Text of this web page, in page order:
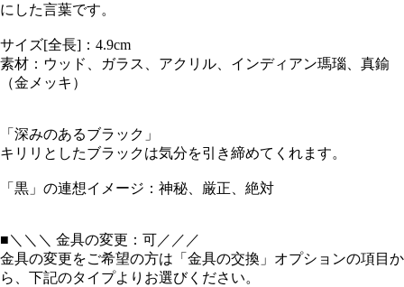
にした言葉です。
サイズ[全長]：4.9cm
素材：ウッド、ガラス、アクリル、インディアン瑪瑙、真鍮
（金メッキ）
「深みのあるブラック」
キリリとしたブラックは気分を引き締めてくれます。
「黒」の連想イメージ：神秘、厳正、絶対
■＼＼＼ 金具の変更：可／／／
金具の変更をご希望の方は「金具の交換」オプションの項目か
ら、下記のタイプよりお選びください。